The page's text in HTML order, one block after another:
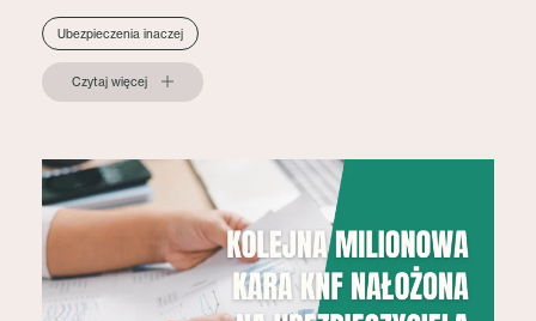
Ubezpieczenia inaczej
Czytaj więcej